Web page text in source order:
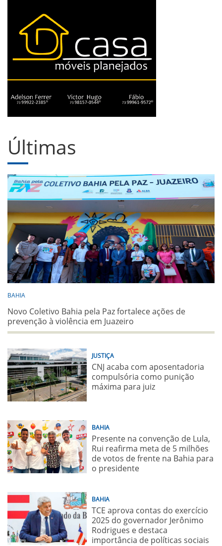
Últimas
BAHIA
Novo Coletivo Bahia pela Paz fortalece ações de
prevenção à violência em Juazeiro
JUSTIÇA
CNJ acaba com aposentadoria
compulsória como punição
máxima para juiz
BAHIA
Presente na convenção de Lula,
Rui reafirma meta de 5 milhões
de votos de frente na Bahia para
o presidente
BAHIA
TCE aprova contas do exercício
2025 do governador Jerônimo
Rodrigues e destaca
importância de políticas sociais